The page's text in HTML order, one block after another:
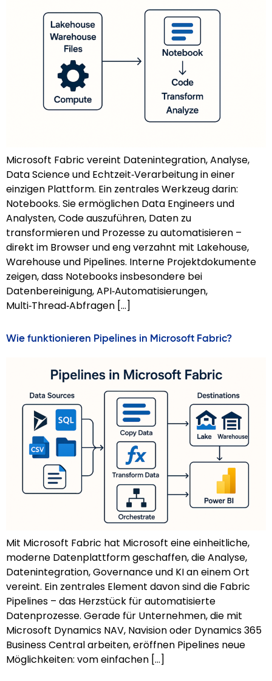
Microsoft Fabric vereint Datenintegration, Analyse,
Data Science und Echtzeit‑Verarbeitung in einer
einzigen Plattform. Ein zentrales Werkzeug darin:
Notebooks. Sie ermöglichen Data Engineers und
Analysten, Code auszuführen, Daten zu
transformieren und Prozesse zu automatisieren –
direkt im Browser und eng verzahnt mit Lakehouse,
Warehouse und Pipelines. Interne Projektdokumente
zeigen, dass Notebooks insbesondere bei
Datenbereinigung, API‑Automatisierungen,
Multi‑Thread‑Abfragen […]
Wie funktionieren Pipelines in Microsoft Fabric?
Mit Microsoft Fabric hat Microsoft eine einheitliche,
moderne Datenplattform geschaffen, die Analyse,
Datenintegration, Governance und KI an einem Ort
vereint. Ein zentrales Element davon sind die Fabric
Pipelines – das Herzstück für automatisierte
Datenprozesse. Gerade für Unternehmen, die mit
Microsoft Dynamics NAV, Navision oder Dynamics 365
Business Central arbeiten, eröffnen Pipelines neue
Möglichkeiten: vom einfachen […]